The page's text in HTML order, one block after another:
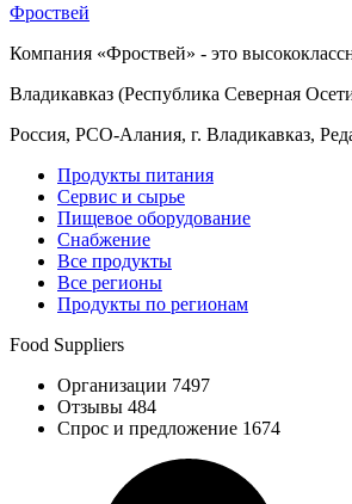
Фроствей
Компания «Фроствей» - это
Владикавказ (Республика Северная
Россия, РСО-Алания, г. Владикавказ,
Продукты питания
Сервис и сырье
Пищевое оборудование
Снабжение
Все продукты
Все регионы
Продукты по регионам
Food Suppliers
Организации 7497
Отзывы 484
Спрос и предложение 1674